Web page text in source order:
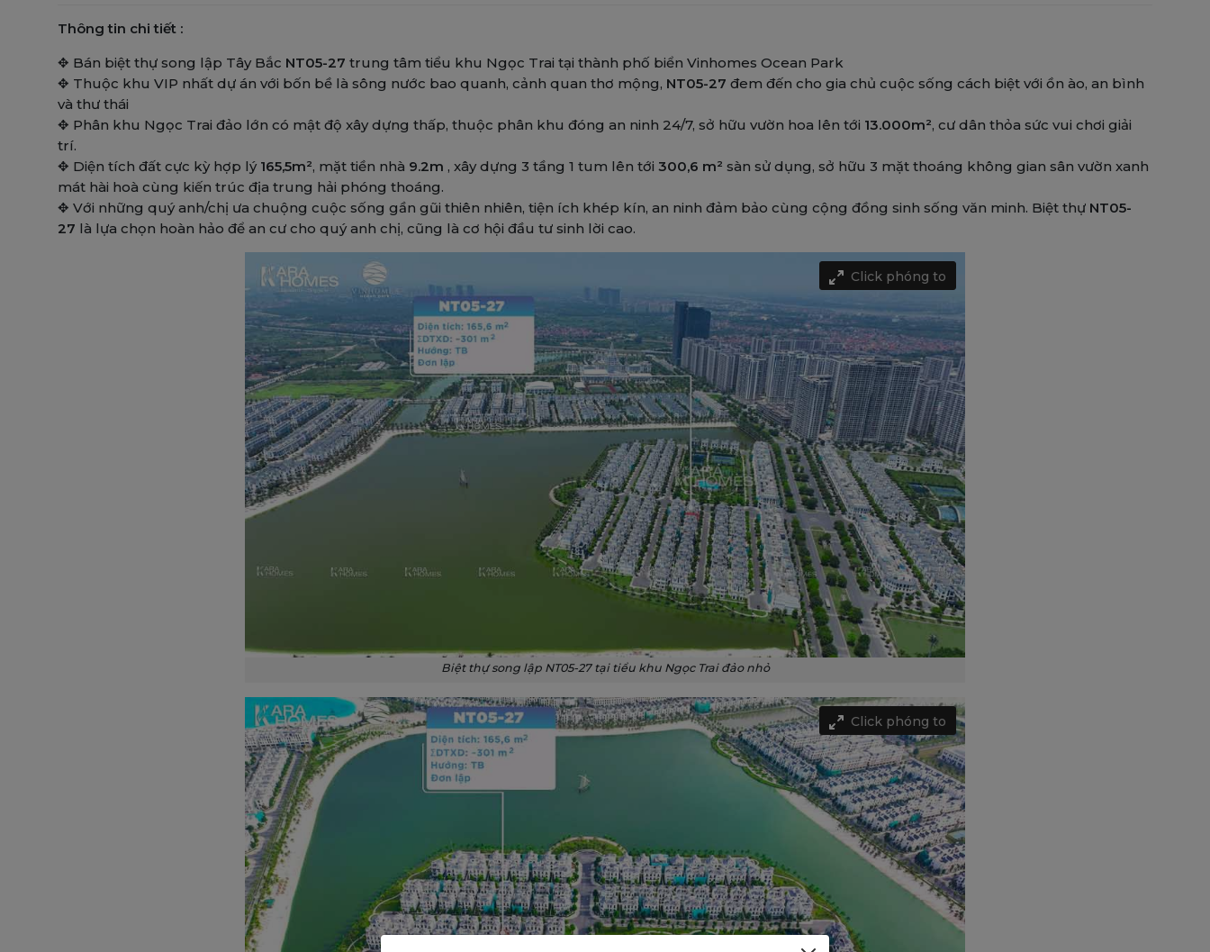
Thông tin chi tiết :
✥ Bán biệt thự song lập Tây Bắc NT05-27 trung tâm tiểu khu Ngọc Trai tại thành phố biển Vinhomes Ocean Park
✥ Thuộc khu VIP nhất dự án với bốn bề là sông nước bao quanh, cảnh quan thơ mộng, NT05-27 đem đến cho gia chủ cuộc sống cách biệt với ồn ào, an bình
và thư thái
✥ Phân khu Ngọc Trai đảo lớn có mật độ xây dựng thấp, thuộc phân khu đóng an ninh 24/7, sở hữu vườn hoa lên tới 13.000m², cư dân thỏa sức vui chơi giải
trí.
✥ Diện tích đất cực kỳ hợp lý 165,5m², mặt tiền nhà 9.2m , xây dựng 3 tầng 1 tum lên tới 300,6 m² sàn sử dụng, sở hữu 3 mặt thoáng không gian sân vườn xanh
mát hài hoà cùng kiến trúc địa trung hải phóng thoáng.
✥ Với những quý anh/chị ưa chuộng cuộc sống gần gũi thiên nhiên, tiện ích khép kín, an ninh đảm bảo cùng cộng đồng sinh sống văn minh. Biệt thự NT05-
27 là lựa chọn hoàn hảo để an cư cho quý anh chị, cũng là cơ hội đầu tư sinh lời cao.
Click phóng to
Biệt thự song lập NT05-27 tại tiểu khu Ngọc Trai đảo nhỏ
Click phóng to